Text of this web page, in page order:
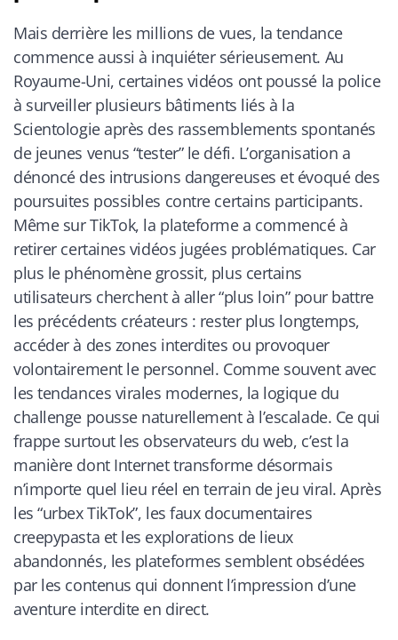
Mais derrière les millions de vues, la tendance
commence aussi à inquiéter sérieusement. Au
Royaume-Uni, certaines vidéos ont poussé la police
à surveiller plusieurs bâtiments liés à la
Scientologie après des rassemblements spontanés
de jeunes venus “tester” le défi. L’organisation a
dénoncé des intrusions dangereuses et évoqué des
poursuites possibles contre certains participants.
Même sur TikTok, la plateforme a commencé à
retirer certaines vidéos jugées problématiques. Car
plus le phénomène grossit, plus certains
utilisateurs cherchent à aller “plus loin” pour battre
les précédents créateurs : rester plus longtemps,
accéder à des zones interdites ou provoquer
volontairement le personnel. Comme souvent avec
les tendances virales modernes, la logique du
challenge pousse naturellement à l’escalade. Ce qui
frappe surtout les observateurs du web, c’est la
manière dont Internet transforme désormais
n’importe quel lieu réel en terrain de jeu viral. Après
les “urbex TikTok”, les faux documentaires
creepypasta et les explorations de lieux
abandonnés, les plateformes semblent obsédées
par les contenus qui donnent l’impression d’une
aventure interdite en direct.